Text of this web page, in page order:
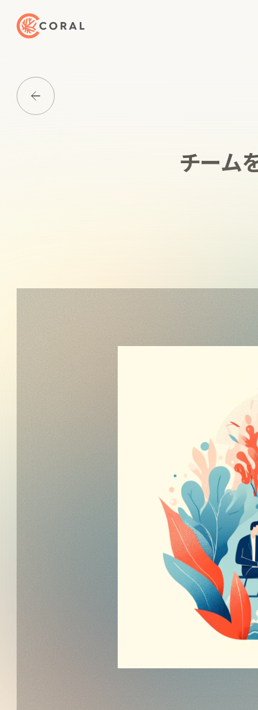
トップページへ戻る
Media一覧に戻る
チーム